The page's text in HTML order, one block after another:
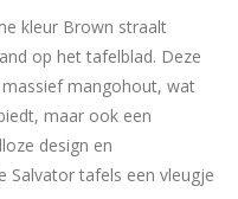
kleur Brown straalt
op het tafelblad. Deze
mangohout, wat
maar ook een
design en
Salvator tafels een vleugje